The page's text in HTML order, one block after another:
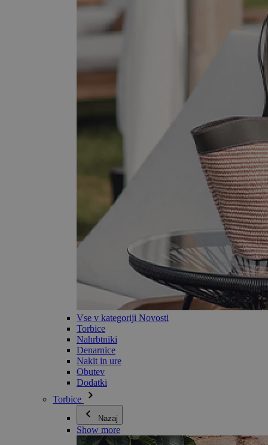
Vse v kategoriji Novosti
Torbice
Nahrbtniki
Denarnice
Nakit in ure
Obutev
Dodatki
Torbice
Nazaj
Show more